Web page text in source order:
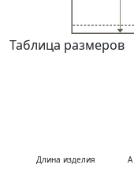
Таблица размеров
Длина изделия A